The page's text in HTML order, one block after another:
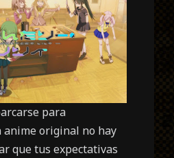
para
original no hay
que tus expectativas